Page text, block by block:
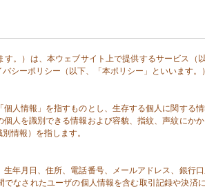
。）は、本ウェブサイト上で提供するサービス
シーポリシー（以下、「本ポリシー」といいます。
個人情報」を指すものとし、生存する個人に関する
人を識別できる情報および容貌、指紋、声紋にか
情報）を指します。
年月日、住所、電話番号、メールアドレス、銀行
でなされたユーザの個人情報を含む取引記録や決